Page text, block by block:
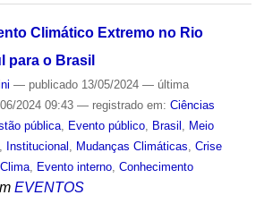
Climático Extremo no Rio
para o Brasil
— publicado13/05/2024 — última
2024 09:43 — registrado em: Ciências
pública, Evento público, Brasil
Meio
Institucional Mudanças Climáticas Crise
Clima, Evento interno, Conhecimento
EVENTOS